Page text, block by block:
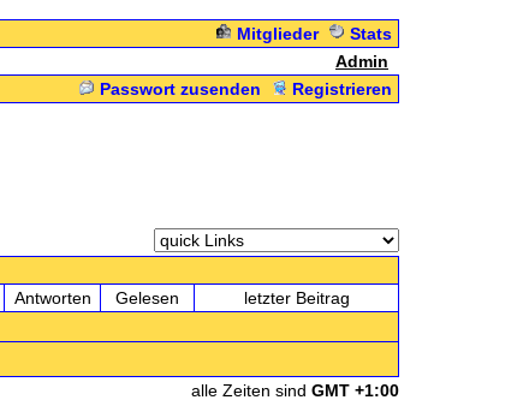
Mitglieder
Stats
Admin
Passwort zusenden Registrieren
Antworten Gelesen letzter Beitrag
alle Zeiten sind GMT +1:00